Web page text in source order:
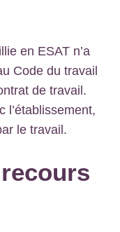
en ESAT n’a
Code du travail
de travail.
l’établissement,
le travail.